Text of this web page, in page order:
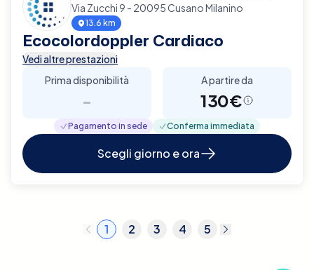
Via Zucchi 9 - 20095 Cusano Milanino
13.6 km
Ecocolordoppler Cardiaco
Vedi altre prestazioni
Prima disponibilità
-
A partire da
130€
Pagamento in sede Conferma immediata
Scegli giorno e ora
1 2 3 4 5